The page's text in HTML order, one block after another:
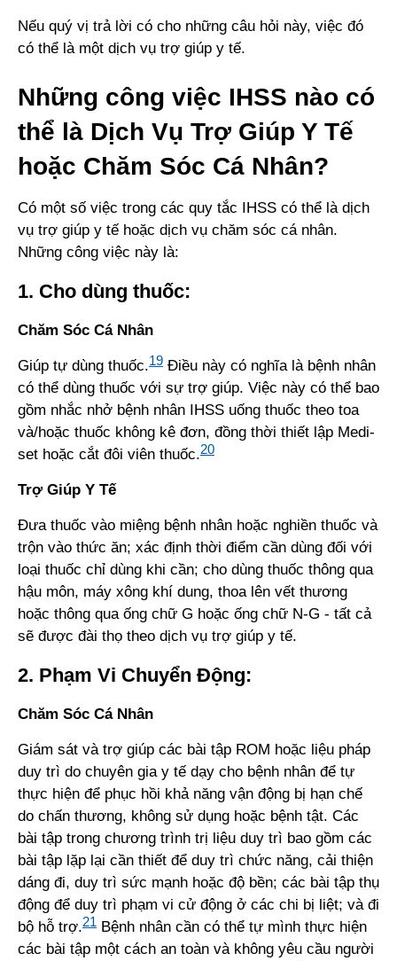
Nếu quý vị trả lời có cho những câu hỏi này, việc đó
có thể là một dịch vụ trợ giúp y tế.
Những công việc IHSS nào có
thể là Dịch Vụ Trợ Giúp Y Tế
hoặc Chăm Sóc Cá Nhân?
Có một số việc trong các quy tắc IHSS có thể là dịch
vụ trợ giúp y tế hoặc dịch vụ chăm sóc cá nhân.
Những công việc này là:
1. Cho dùng thuốc:
Chăm Sóc Cá Nhân
Giúp tự dùng thuốc.19 Điều này có nghĩa là bệnh nhân
có thể dùng thuốc với sự trợ giúp. Việc này có thể bao
gồm nhắc nhở bệnh nhân IHSS uống thuốc theo toa
và/hoặc thuốc không kê đơn, đồng thời thiết lập Medi-
set hoặc cắt đôi viên thuốc.20
Trợ Giúp Y Tế
Đưa thuốc vào miệng bệnh nhân hoặc nghiền thuốc và
trộn vào thức ăn; xác định thời điểm cần dùng đối với
loại thuốc chỉ dùng khi cần; cho dùng thuốc thông qua
hậu môn, máy xông khí dung, thoa lên vết thương
hoặc thông qua ống chữ G hoặc ống chữ N-G - tất cả
sẽ được đài thọ theo dịch vụ trợ giúp y tế.
2. Phạm Vi Chuyển Động:
Chăm Sóc Cá Nhân
Giám sát và trợ giúp các bài tập ROM hoặc liệu pháp
duy trì do chuyên gia y tế dạy cho bệnh nhân để tự
thực hiện để phục hồi khả năng vận động bị hạn chế
do chấn thương, không sử dụng hoặc bệnh tật. Các
bài tập trong chương trình trị liệu duy trì bao gồm các
bài tập lặp lại cần thiết để duy trì chức năng, cải thiện
dáng đi, duy trì sức mạnh hoặc độ bền; các bài tập thụ
động để duy trì phạm vi cử động ở các chi bị liệt; và đi
bộ hỗ trợ.21 Bệnh nhân cần có thể tự mình thực hiện
các bài tập một cách an toàn và không yêu cầu người